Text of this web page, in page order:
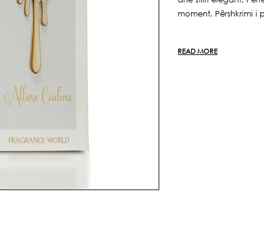
100ml
moment. Përshkrimi i
READ MORE